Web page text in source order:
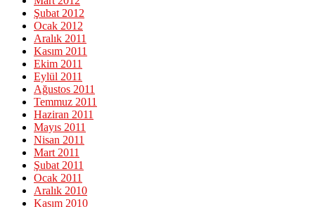
Şubat 2012
Ocak 2012
Aralık 2011
Kasım 2011
Ekim 2011
Eylül 2011
Ağustos 2011
Temmuz 2011
Haziran 2011
Mayıs 2011
Nisan 2011
Mart 2011
Şubat 2011
Ocak 2011
Aralık 2010
Kasım 2010